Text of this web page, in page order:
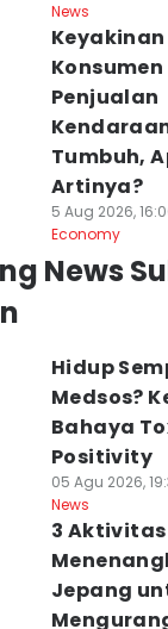
News
Keyakinan
Penjualan
Tumbuh,
Artinya?
5 Aug 2026,
Economy
News
Hidup
Medsos?
Bahaya
Positivity
05 Agu 2026,
News
3 Aktivitas
Jepang